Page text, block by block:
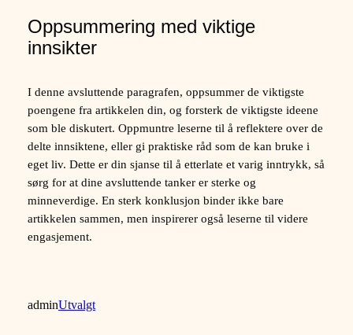
Oppsummering med viktige
innsikter
I denne avsluttende paragrafen, oppsummer de viktigste
poengene fra artikkelen din, og forsterk de viktigste ideene
som ble diskutert. Oppmuntre leserne til å reflektere over de
delte innsiktene, eller gi praktiske råd som de kan bruke i
eget liv. Dette er din sjanse til å etterlate et varig inntrykk, så
sørg for at dine avsluttende tanker er sterke og
minneverdige. En sterk konklusjon binder ikke bare
artikkelen sammen, men inspirerer også leserne til videre
engasjement.
adminUtvalgt